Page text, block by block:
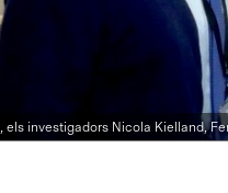
per tancar
els investigadors Nicola Kielland,